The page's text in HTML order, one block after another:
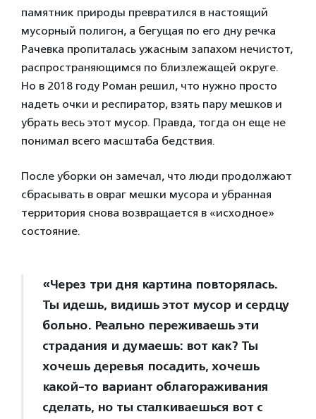
памятник природы превратился в настоящий
мусорный полигон, а бегущая по его дну речка
Рачевка пропиталась ужасным запахом нечистот,
распространяющимся по близлежащей округе.
Но в 2018 году Роман решил, что нужно просто
надеть очки и респиратор, взять пару мешков и
убрать весь этот мусор. Правда, тогда он еще не
понимал всего масштаба бедствия.
После уборки он замечал, что люди продолжают
сбрасывать в овраг мешки мусора и убранная
территория снова возвращается в «исходное»
состояние.
«Через три дня картина повторялась.
Ты идешь, видишь этот мусор и сердцу
больно. Реально переживаешь эти
страдания и думаешь: вот как? Ты
хочешь деревья посадить, хочешь
какой-то вариант облагораживания
сделать, но ты сталкиваешься вот с